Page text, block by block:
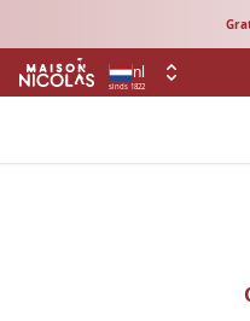
sinds 1822
nl